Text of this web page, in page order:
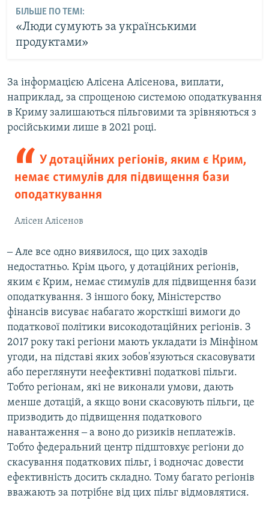
БІЛЬШЕ ПО ТЕМІ:
«Люди сумують за українськими
продуктами»
За інформацією Алісена Алісенова, виплати,
наприклад, за спрощеною системою оподаткування
в Криму залишаються пільговими та зрівняються з
російськими лише в 2021 році.
У дотаційних регіонів, яким є Крим,
немає стимулів для підвищення бази
оподаткування
Алісен Алісенов
‒ Але все одно виявилося, що цих заходів
недостатньо. Крім цього, у дотаційних регіонів,
яким є Крим, немає стимулів для підвищення бази
оподаткування. З іншого боку, Міністерство
фінансів висуває набагато жорсткіші вимоги до
податкової політики високодотаційних регіонів. З
2017 року такі регіони мають укладати із Мінфіном
угоди, на підставі яких зобов'язуються скасовувати
або переглянути неефективні податкові пільги.
Тобто регіонам, які не виконали умови, дають
менше дотацій, а якщо вони скасовують пільги, це
призводить до підвищення податкового
навантаження ‒ а воно до ризиків неплатежів.
Тобто федеральний центр підштовхує регіони до
скасування податкових пільг, і водночас довести
ефективність досить складно. Тому багато регіонів
вважають за потрібне від цих пільг відмовлятися.